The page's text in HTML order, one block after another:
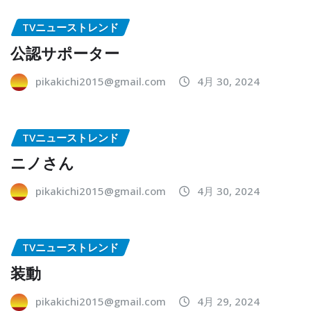
TVニューストレンド
公認サポーター
pikakichi2015@gmail.com 4月 30, 2024
TVニューストレンド
ニノさん
pikakichi2015@gmail.com 4月 30, 2024
TVニューストレンド
装動
pikakichi2015@gmail.com 4月 29, 2024